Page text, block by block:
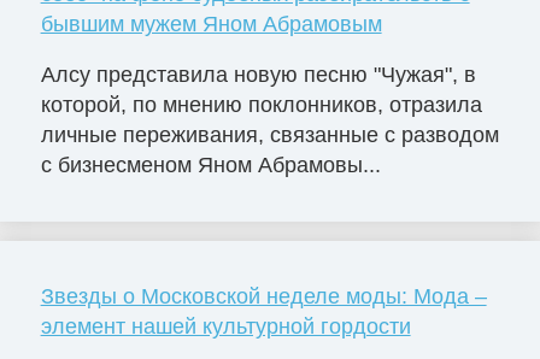
бывшим мужем Яном Абрамовым
Алсу представила новую песню "Чужая", в
которой, по мнению поклонников, отразила
личные переживания, связанные с разводом
с бизнесменом Яном Абрамовы...
Звезды о Московской неделе моды: Мода –
элемент нашей культурной гордости